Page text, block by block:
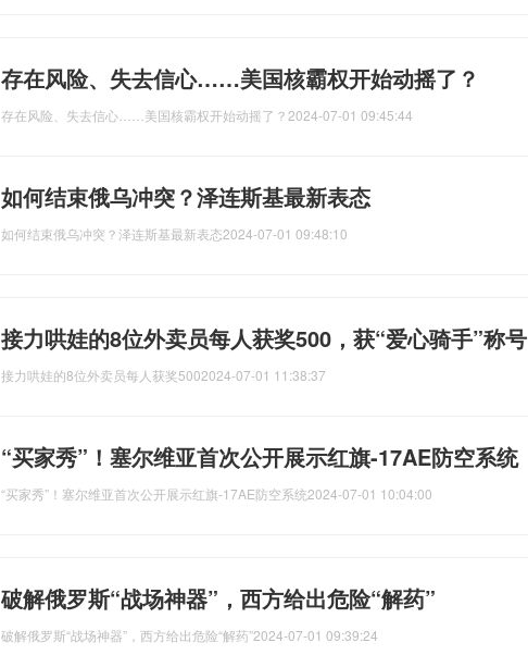
存在风险、失去信心……美国核霸权开始动摇了？
存在风险、失去信心……美国核霸权开始动摇了？ 2024-07-01 09:45:44
如何结束俄乌冲突？泽连斯基最新表态
如何结束俄乌冲突？泽连斯基最新表态2024-07-01 09:48:10
接力哄娃的8位外卖员每人获奖500，获“爱心骑手”称号
接力哄娃的8位外卖员每人获奖5002024-07-01 11:38:37
“买家秀”！塞尔维亚首次公开展示红旗-17AE防空系统
“买家秀”！塞尔维亚首次公开展示红旗-17AE防空系统2024-07-01 10:04:00
破解俄罗斯“战场神器”，西方给出危险“解药”
破解俄罗斯“战场神器”，西方给出危险“解药”2024-07-01 09:39:24